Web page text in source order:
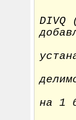
DIVQ
на 1